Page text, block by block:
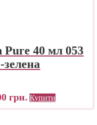
40 мл 053
зелена
грн. Купити